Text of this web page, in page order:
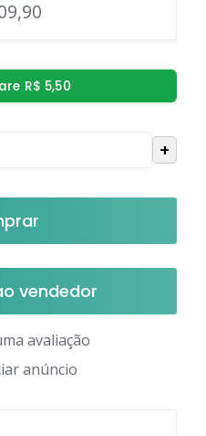
R$ 5,50
+
vendedor
avaliação
anúncio